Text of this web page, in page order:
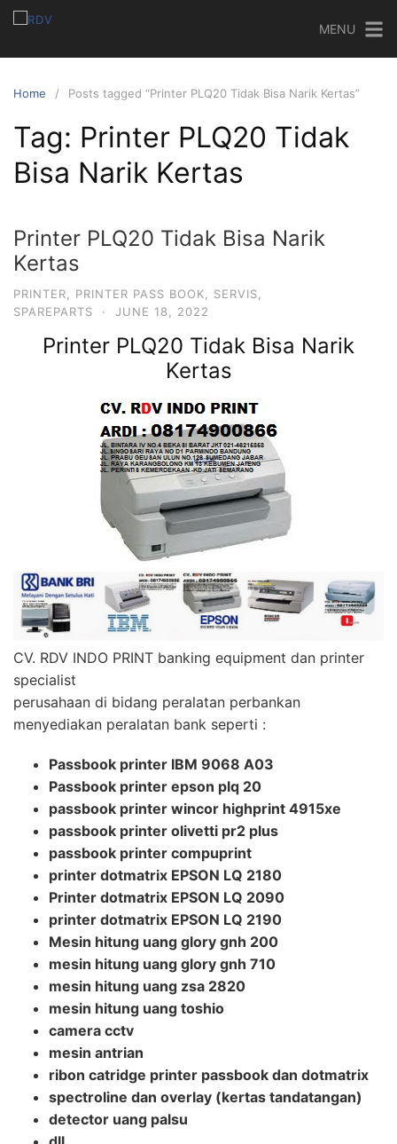
MENU
Home Posts tagged “Printer PLQ20 Tidak Bisa Narik Kertas”
Tag: Printer PLQ20 Tidak
Bisa Narik Kertas
Printer PLQ20 Tidak Bisa Narik
Kertas
PRINTER PRINTER PASS BOOK SERVIS
SPAREPARTS
· JUNE 18, 2022
Printer PLQ20 Tidak Bisa Narik
Kertas
CV. RDV INDO PRINT banking equipment dan printer
specialist
perusahaan di bidang peralatan perbankan
menyediakan peralatan bank seperti :
Passbook printer IBM 9068 A03
Passbook printer epson plq 20
passbook printer wincor highprint 4915xe
passbook printer olivetti pr2 plus
passbook printer compuprint
printer dotmatrix EPSON LQ 2180
Printer dotmatrix EPSON LQ 2090
printer dotmatrix EPSON LQ 2190
Mesin hitung uang glory gnh 200
mesin hitung uang glory gnh 710
mesin hitung uang zsa 2820
mesin hitung uang toshio
camera cctv
mesin antrian
ribon catridge printer passbook dan dotmatrix
spectroline dan overlay (kertas tandatangan)
detector uang palsu